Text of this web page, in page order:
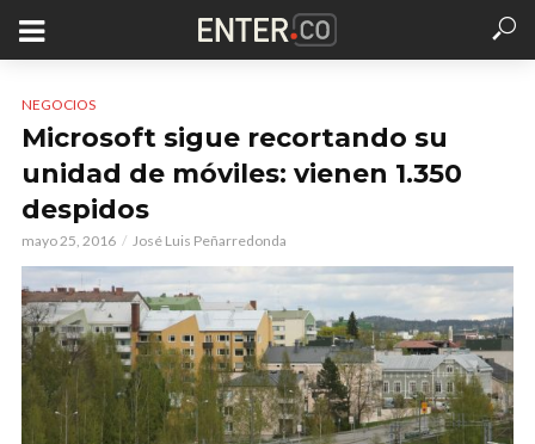
NEGOCIOS
Microsoft sigue recortando su
unidad de móviles: vienen 1.350
despidos
mayo 25, 2016 José Luis Peñarredonda